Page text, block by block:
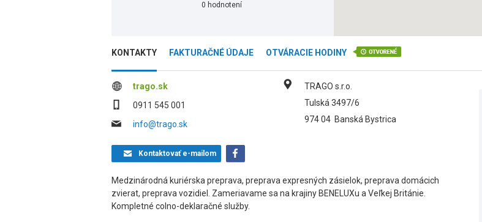
0 hodnotení
KONTAKTY FAKTURAČNÉ ÚDAJE OTVÁRACIE HODINY
trago.sk
0911 545 001
info@trago.sk
TRAGO s.r.o.
Tulská 3497/6
974 04 Banská Bystrica
Kontaktovaťe-mailom
Medzinárodná kuriérska preprava, preprava expresných zásielok, preprava domácich
zvierat, preprava vozidiel. Zameriavame sa na krajiny BENELUXu a Veľkej Británie.
Kompletné colno-deklaračné služby.